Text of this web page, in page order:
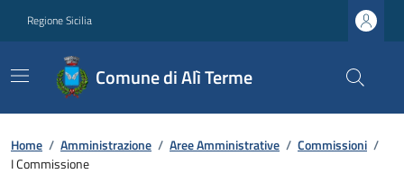
Regione Sicilia
Comune di Alì Terme
Home / Amministrazione / Aree Amministrative / Commissioni /
I Commissione